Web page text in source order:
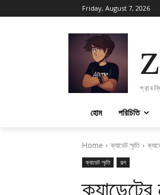
Friday, August 7, 2026
হোম পরিচিতি
Home ক্যাডেট স্মৃতি
ক্যাডেট স্মৃতি গল্প
ক্যাডেটের